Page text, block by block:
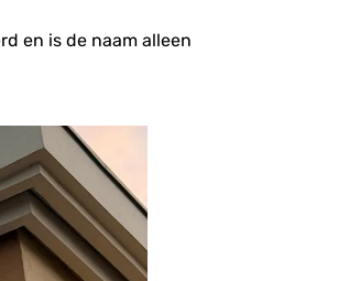
en is de naam alleen